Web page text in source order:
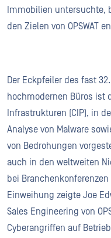
Immobilien untersuchte,
den Zielen von OPSWAT
Der Eckpfeiler des fast
hochmodernen Büros ist
Infrastrukturen (CIP), in
Analyse von Malware
von Bedrohungen
auch in den weltweiten
bei
Einweihung zeigte Joe
Sales Engineering von
Cyberangriffen auf